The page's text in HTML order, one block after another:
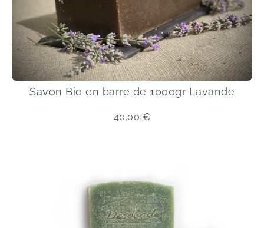
Savon Bio en barre de 1000gr Lavande
40.00 €